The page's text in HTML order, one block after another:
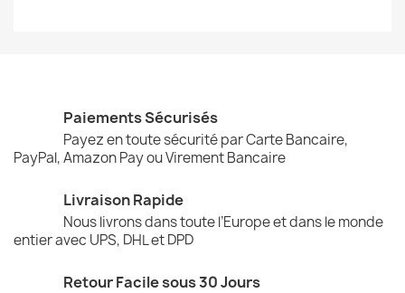
Paiements Sécurisés
Payez en toute sécurité par Carte Bancaire,
PayPal, Amazon Pay ou Virement Bancaire
Livraison Rapide
Nous livrons dans toute l’Europe et dans le monde
entier avec UPS, DHL et DPD
Retour Facile sous 30 Jours